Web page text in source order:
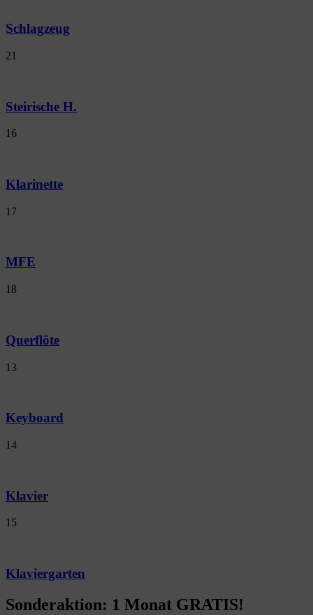
Schlagzeug
21
Steirische H.
16
Klarinette
17
MFE
18
Querflöte
13
Keyboard
14
Klavier
15
Klaviergarten
Sonderaktion: 1 Monat GRATIS!